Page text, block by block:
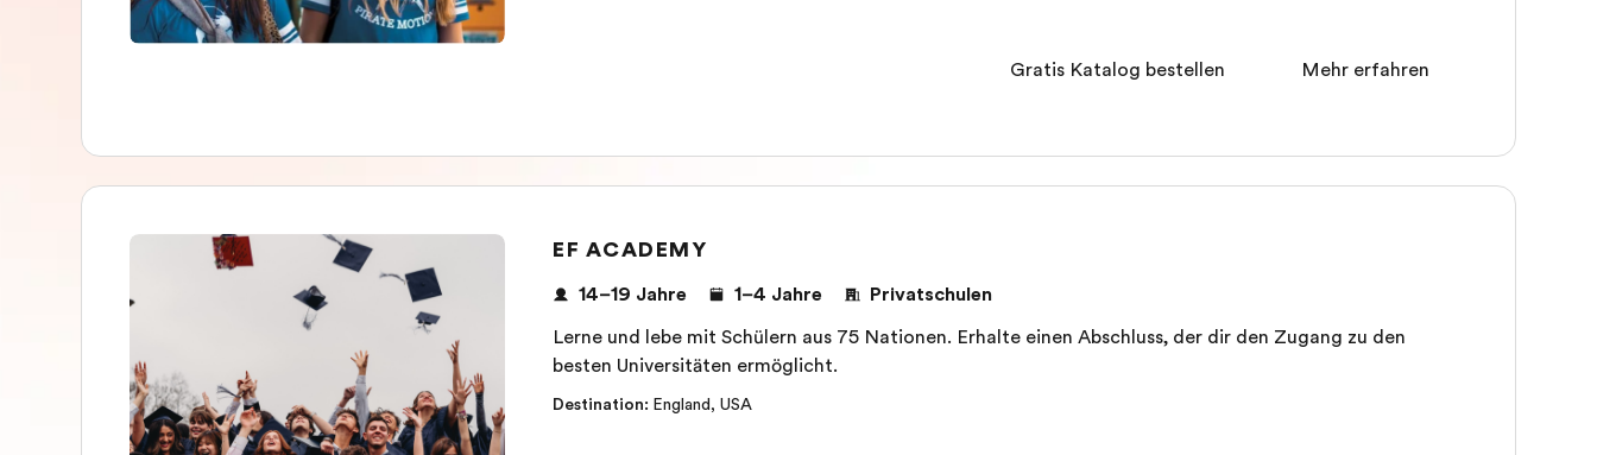
Mehr erfahren
Gratis Katalog bestellen
EF ACADEMY
14–19 Jahre 1–4 Jahre
Privatschulen
Lerne und lebe mit Schülern aus 75 Nationen. Erhalte einen Abschluss, der dir den Zugang zu den
besten Universitäten ermöglicht.
Destination: England, USA